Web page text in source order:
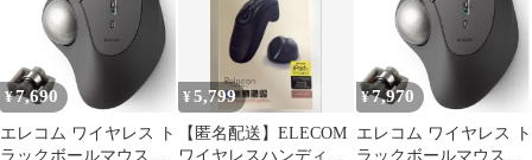
ロールボタン搭載 静音
ブラック M-RT1DRB
リング支持 Windows
Mac Chromebook ブラッ
ク 2 M-IT11BRABK
¥7,690
エレコム ワイヤレス ト
ラックボールマウス
¥5,799
【匿名配送】ELECOM
ワイヤレスハンディト
¥7,970
エレコム ワイヤレス ト
ラックボールマウス